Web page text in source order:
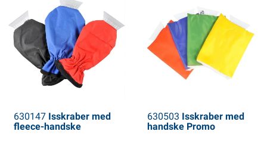
630147Isskraber med
fleece-handske
630503 Isskraber med
handske Promo